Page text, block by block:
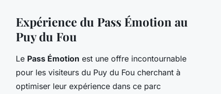
Expérience du Pass Émotion au
Puy du Fou
Le Pass Émotion est une offre incontournable
pour les visiteurs du Puy du Fou cherchant à
optimiser leur expérience dans ce parc